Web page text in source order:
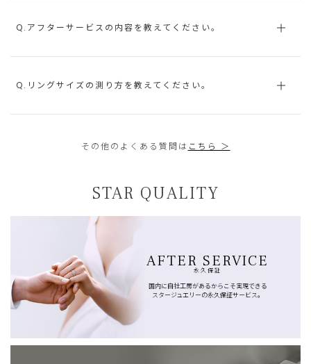
Q.アフターサービスの内容を教えてください。
Q.リングサイズの測り方を教えてください。
その他のよくある質問は こちら ＞
STAR QUALITY
AFTER SERVICE
永久保証
国内に自社工房があるからこそ実現できる
スタージュエリーの永久保証サービス。